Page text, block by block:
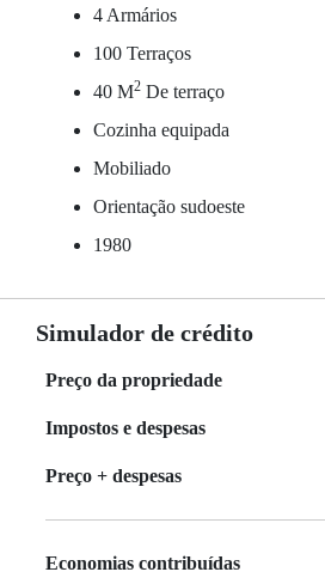
4 Armários
100 Terraços
40 M2 De terraço
Cozinha equipada
Mobiliado
Orientação sudoeste
1980
Simulador de crédito
Preço da propriedade
Impostos e despesas
Preço + despesas
Economias contribuídas